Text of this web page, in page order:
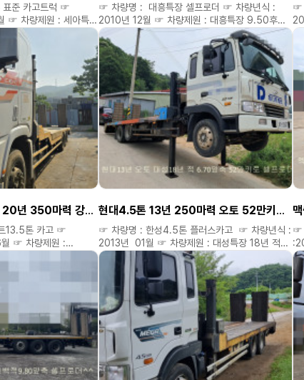
준 카고트럭 ☞
☞ 차량제원 : 세아특장
키로 ☞ 옵션 :
오토 세아트장 25년
☞ 차량가격 :
자금) 저금리캐피탈
주시면 성심.성의것
차량 용도예맞는차량
미처올리지
연락주세요. ◈ 신뢰와
습니다 **
별도 있습니다 ** ▷▶
식 ▷▶ 홈페이지 :
:
처 : 010 6470
홈페이지에서만
☞ 차량명 : 대흥특장 셀프로더 ☞ 차량년식 :
2010년 12월 ☞ 차량제원 : 대흥특장 9.50후축
☞ 주행거리 : 32만키로 ☞ 옵션 : 대우10년
12월 (11각) 280마력 32만키로 대흥특장 9.50
후축 셀프로더 ^^ ☞ 차량가격 : 3800만 ◈
구입자금(운영자금) 저금리캐피탈 할부도
가능합니다 ◈ 연락주시면 성심.성의것
상담해드립니다 ◈ 필요한차량 용도예맞는차량
저렴하게 구해드립니다. ◈ 미처올리지
못한차량도 여러대있으니 연락주세요. ◈ 신뢰와
진실.정직으로 최선을 다하겠습니다 **
위탁차량은 소정의 소개비 별도 있습니다 ** ▷▶
경신중고특장차 대표 공공식 ▷▶ 홈페이지 :
kmiro2.kr ▷▶ 네이버 블로그 :
8949.kmiro2.kr ▷▶ 다 음 블로그 :
4989.kmiro2.kr ☎ 연락처 : 010 6470
8949 ☎ ( 차량가격 확인은 홈페이지에서만
가능합니다. )
☞
8
8
할
현대 9.5톤 (13.5톤) 20년 350마력 강원정공 적 10메타후축 셀프로더 ^^
13.5톤 카고 ☞
☞ 차량제원 :
행거리 : 68만키로
높이 9.7 저상
: 11800만 ◈ 구입자금
할부도 가능합니다 ◈
담해드립니다 ◈
저렴하게
지 못한차량도
. ◈ 신뢰와 진실.
차량은
현대4.5톤 13년 250마력 오토 52만키로 대성특장 18년 적 6.70앞축 셀프로더 ^^
☞ 차량명 : 한성4.5톤 플러스카고 ☞ 차량년식 :
2013년 01월 ☞ 차량제원 : 대성특장 18년 적
6.70앞축 ☞ 주행거리 : 52만키로 ☞ 옵션 :
현대4.5톤 13년 250마력 52만키로 대성특장
18년 적 6.70앞축 셀프로더 ^^ ☞ 차량가격 :
4800만 ◈ 구입자금(운영자금) 저금리캐피탈
할부도 가능합니다 ◈ 연락주시면 성심.성의것
상담해드립니다 ◈ 필요한차량 용도예맞는차량
저렴하게 구해드립니다. ◈ 미처올리지
못한차량도 여러대있으니 연락주세요. ◈ 신뢰와
진실.정직으로 최선을 다하겠습니다 **
위탁차량은 소정의 소개비 별도 있습니다 ** ▷▶
☞
대
☞
◈
가
상
저
못
진